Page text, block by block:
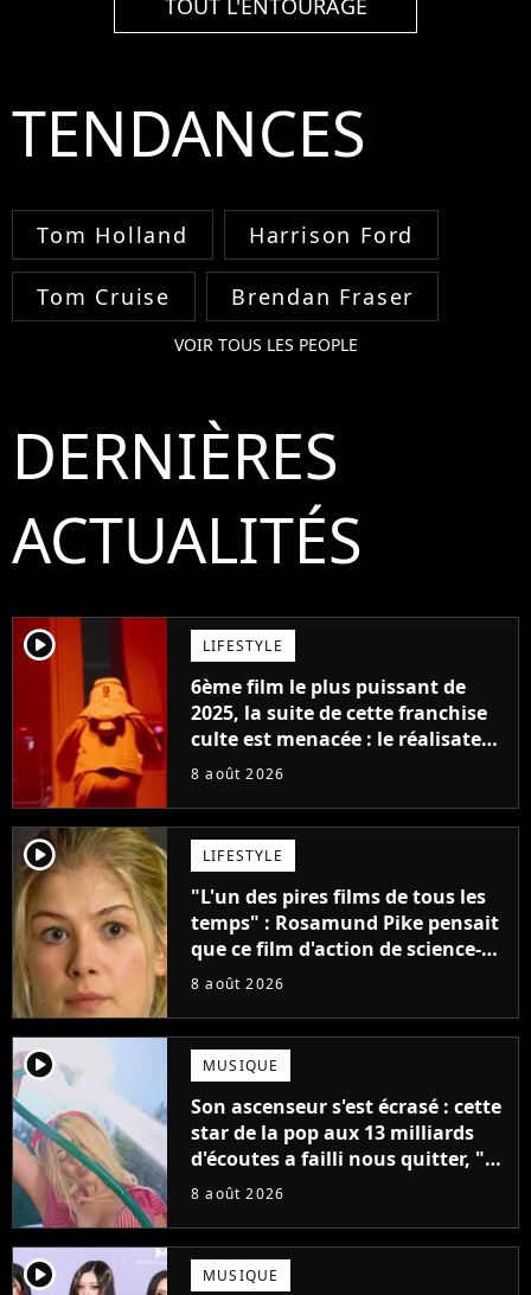
TOUT L'ENTOURAGE
TENDANCES
Tom Holland Harrison Ford
Tom Cruise Brendan Fraser
VOIR TOUS LES PEOPLE
DERNIÈRES
ACTUALITÉS
player2 LIFESTYLE
6ème film le plus puissant de
2025, la suite de cette franchise
culte est menacée : le réalisateur
claque la porte pour "différends
8 août 2026
player2 LIFESTYLE
"L'un des pires films de tous les
temps" : Rosamund Pike pensait
que ce film d'action de science-
fiction avec Dwayne Johnson
8 août 2026
player2 MUSIQUE
Son ascenseur s'est écrasé : cette
star de la pop aux 13 milliards
d'écoutes a failli nous quitter, "Je
pensais ne plus jamais chanter"
8 août 2026
player2 MUSIQUE